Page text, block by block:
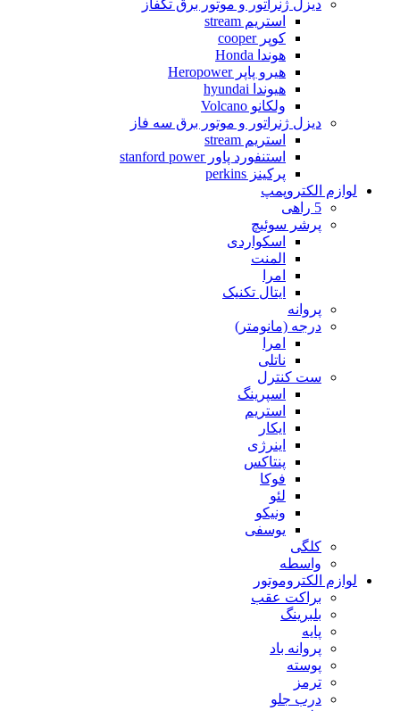
دیزل ژنراتور و موتور برق تکفاز
استریم stream
کوپر cooper
هوندا Honda
هیرو پاپر Heropower
هیوندا hyundai
ولکانو Volcano
دیزل ژنراتور و موتور برق سه فاز
استریم stream
استنفورد پاور stanford power
پرکینز perkins
لوازم الکتروپمپ
5 راهی
پرشر سوئیچ
اسکواردی
المنت
امرا
ایتال تکنیک
پروانه
درجه (مانومتر)
امرا
ناتلی
ست کنترل
اسپرینگ
استریم
ایکار
اینرژی
پنتاکس
فوکا
لئو
ونیکو
یوسفی
کلگی
واسطه
لوازم الکتروموتور
براکت عقب
بلبرینگ
پایه
پروانه باد
پوسته
ترمز
درب جلو